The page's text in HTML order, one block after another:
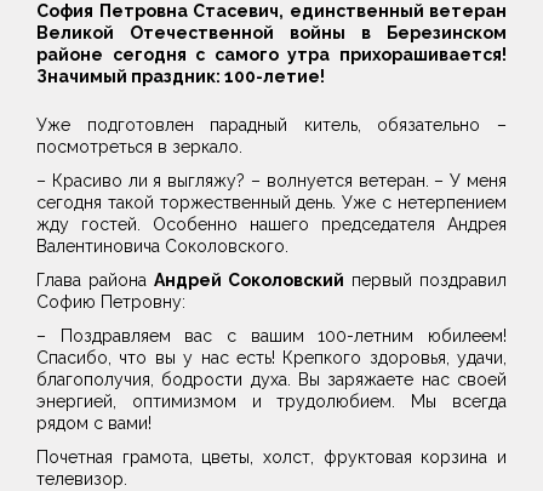
София Петровна Стасевич, единственный ветеран
Великой Отечественной войны в Березинском
районе сегодня с самого утра прихорашивается!
Значимый праздник: 100-летие!
Уже подготовлен парадный китель, обязательно –
посмотреться в зеркало.
– Красиво ли я выгляжу? – волнуется ветеран. – У меня
сегодня такой торжественный день. Уже с нетерпением
жду гостей. Особенно нашего председателя Андрея
Валентиновича Соколовского.
Глава района Андрей Соколовский первый поздравил
Софию Петровну:
– Поздравляем вас с вашим 100-летним юбилеем!
Спасибо, что вы у нас есть! Крепкого здоровья, удачи,
благополучия, бодрости духа. Вы заряжаете нас своей
энергией, оптимизмом и трудолюбием. Мы всегда
рядом с вами!
Почетная грамота, цветы, холст, фруктовая корзина и
телевизор.